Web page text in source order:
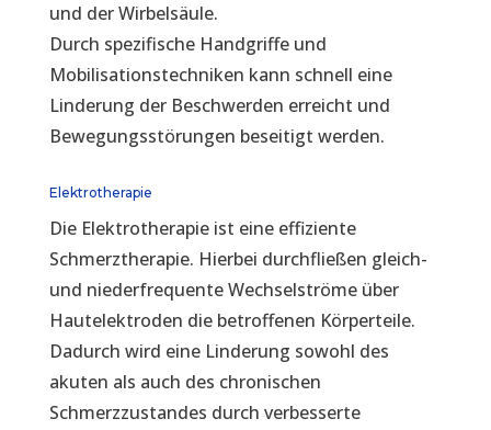
und der Wirbelsäule.
Durch spezifische Handgriffe und
Mobilisationstechniken kann schnell eine
Linderung der Beschwerden erreicht und
Bewegungsstörungen beseitigt werden.
Elektrotherapie
Die Elektrotherapie ist eine effiziente
Schmerztherapie. Hierbei durchfließen gleich-
und niederfrequente Wechselströme über
Hautelektroden die betroffenen Körperteile.
Dadurch wird eine Linderung sowohl des
akuten als auch des chronischen
Schmerzzustandes durch verbesserte